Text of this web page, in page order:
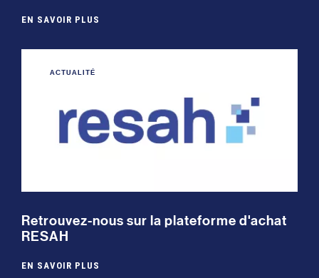
EN SAVOIR PLUS
ACTUALITÉ
Retrouvez-nous sur la plateforme d'achat
RESAH
EN SAVOIR PLUS